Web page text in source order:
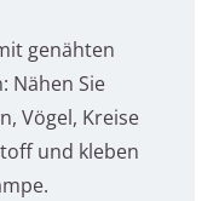
genähten
Nähen Sie
Vögel, Kreise
und kleben